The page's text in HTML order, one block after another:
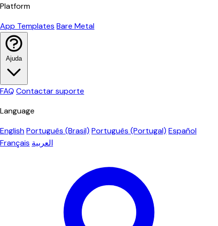
Platform
App Templates Bare Metal
Ajuda
FAQ Contactar suporte
Language
EnglishPortuguês (Brasil) Português (Portugal) Español
Français العربية